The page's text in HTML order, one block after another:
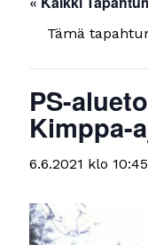
Tämä
PS-
Kimppa-
6.6.2021 klo 10:45